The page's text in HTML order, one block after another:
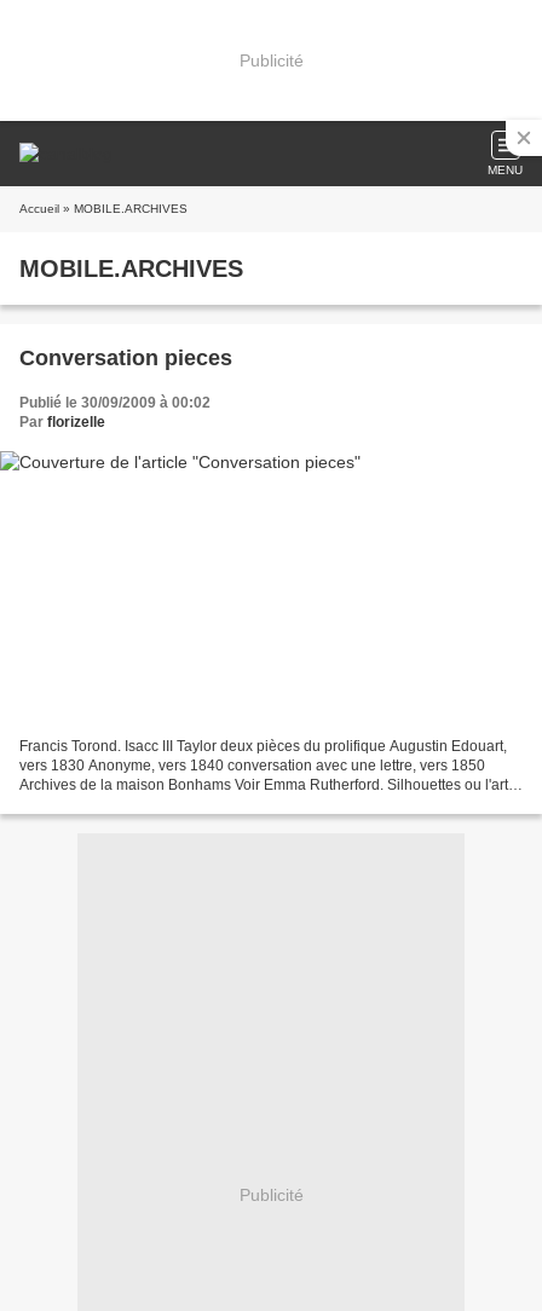
Publicité
MENU
Accueil » MOBILE.ARCHIVES
MOBILE.ARCHIVES
Conversation pieces
Publié le 30/09/2009 à 00:02
Par florizelle
Francis Torond. Isacc III Taylor deux pièces du prolifique Augustin Edouart,
vers 1830 Anonyme, vers 1840 conversation avec une lettre, vers 1850
Archives de la maison Bonhams Voir Emma Rutherford. Silhouettes ou l'art
Publicité